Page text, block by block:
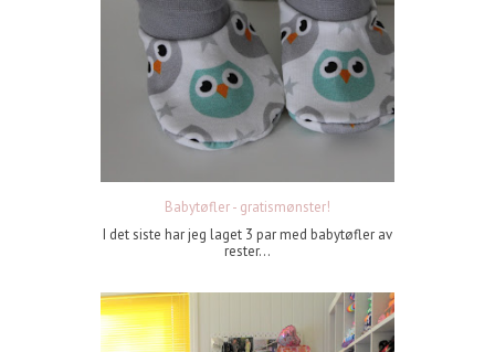
Babytøfler - gratismønster!
I det siste har jeg laget 3 par med babytøfler av
rester...